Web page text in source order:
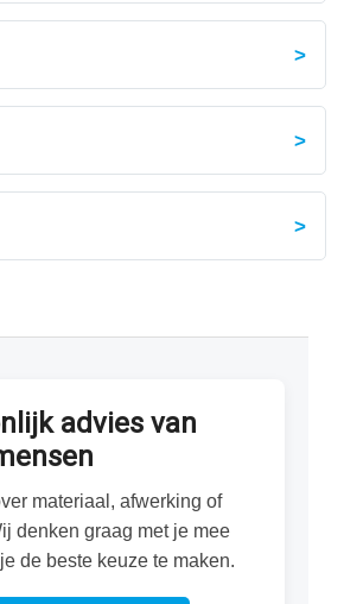
advies van
materiaal, afwerking of
denken graag met je mee
de beste keuze te maken.